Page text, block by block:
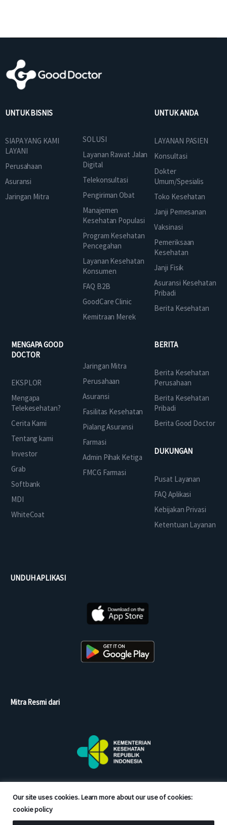
Our site uses cookies. Learn more about our use of cookies:
cookie policy
UNTUK BISNIS
SIAPA YANG KAMI
LAYANI
Perusahaan
Asuransi
Jaringan Mitra
SOLUSI
Layanan Rawat Jalan
Digital
Telekonsultasi
Pengiriman Obat
Manajemen
Kesehatan Populasi
Program Kesehatan
Pencegahan
Layanan Kesehatan
Konsumen
FAQ B2B
GoodCare Clinic
Kemitraan Merek
UNTUK ANDA
LAYANAN PASIEN
Konsultasi
Dokter
Umum/Spesialis
Toko Kesehatan
Janji Pemesanan
Vaksinasi
Pemeriksaan
Kesehatan
Janji Fisik
Asuransi Kesehatan
Pribadi
Berita Kesehatan
MENGAPA GOOD
DOCTOR
EKSPLOR
Mengapa
Telekesehatan?
Cerita Kami
Tentang kami
Investor
Grab
Softbank
MDI
WhiteCoat
Jaringan Mitra
Perusahaan
Asuransi
Fasilitas Kesehatan
Pialang Asuransi
Farmasi
Admin Pihak Ketiga
FMCG Farmasi
BERITA
Berita Kesehatan
Perusahaan
Berita Kesehatan
Pribadi
Berita Good Doctor
DUKUNGAN
Pusat Layanan
FAQ Aplikasi
Kebijakan Privasi
Ketentuan Layanan
UNDUH APLIKASI
Mitra Resmi dari